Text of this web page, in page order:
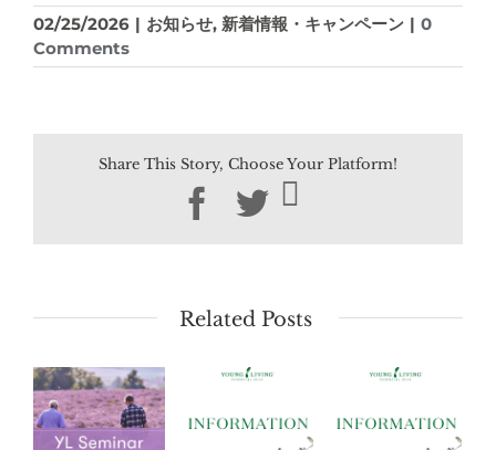
02/25/2026 | お知らせ, 新着情報・キャンペーン | 0
Comments
Share This Story, Choose Your Platform!
Facebook
Twitter
Related Posts